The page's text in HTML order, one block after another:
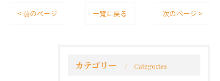
< 前のページ 一覧に戻る 次のページ >
カテゴリー Categories